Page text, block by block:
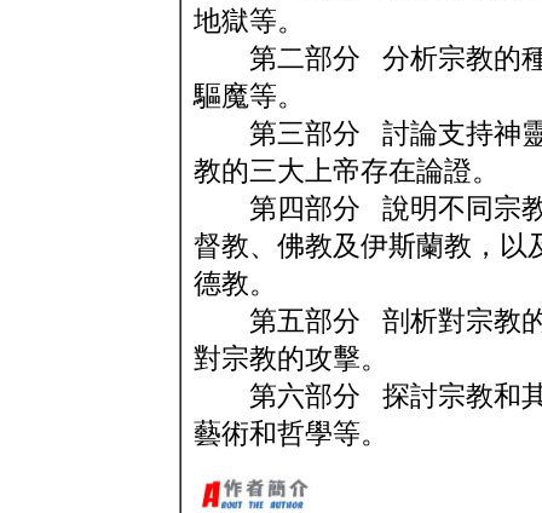
地獄等。
第二部分 分析宗教的種
驅魔等。
第三部分 討論支持神靈
教的三大上帝存在論證。
第四部分 說明不同宗教
督教、佛教及伊斯蘭教，以
德教。
第五部分 剖析對宗教的
對宗教的攻擊。
第六部分 探討宗教和其
藝術和哲學等。